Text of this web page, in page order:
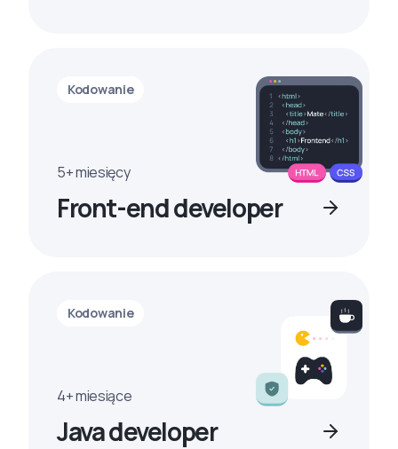
Kodowanie
5+ miesięcy
Front-end developer
Kodowanie
4+ miesiące
Java developer